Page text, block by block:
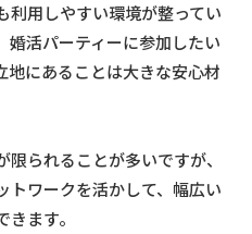
利用しやすい環境が整ってい
婚活パーティーに参加したい
地にあることは大きな安心材
られることが多いですが、
トワークを活かして、幅広い
ます。